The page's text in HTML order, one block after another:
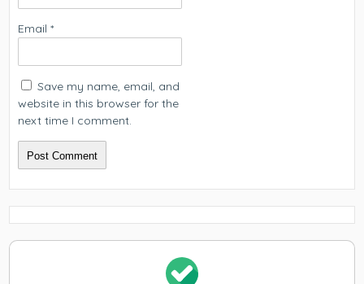
Email*
Save my name, email, and
website in this browser for the
next time I comment.